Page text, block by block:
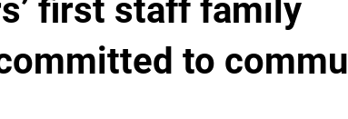
first staff family
to